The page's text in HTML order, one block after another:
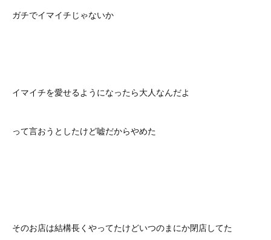
ガチでイマイチじゃないか
イマイチを愛せるようになったら大人なんだよ
って言おうとしたけど嘘だからやめた
そのお店は結構長くやってたけどいつのまにか閉店してた